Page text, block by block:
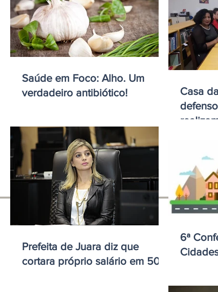
Saúde em Foco: Alho. Um
verdadeiro antibiótico!
Casa
Prefeita de Juara diz que
cortara próprio salário em 50%
6ª